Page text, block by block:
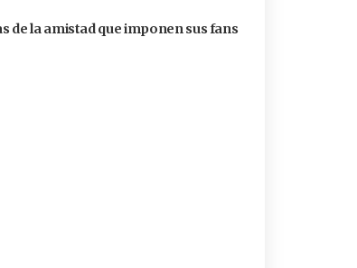
de la amistad que imponen sus fans